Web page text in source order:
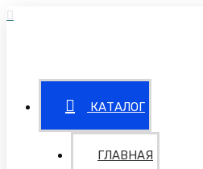
КАТАЛОГ
ГЛАВНАЯ